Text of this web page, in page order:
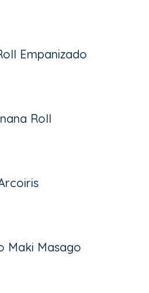
Empanizado
Roll
Maki Masago